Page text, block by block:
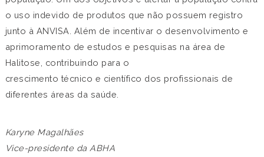
o uso indevido de produtos que não possuem registro
junto à ANVISA. Além de incentivar o desenvolvimento e
aprimoramento de estudos e pesquisas na área de
Halitose, contribuindo para o
crescimento técnico e científico dos profissionais de
diferentes áreas da saúde.
Karyne Magalhães
Vice-presidente da ABHA